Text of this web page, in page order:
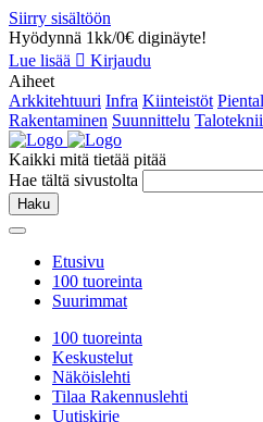
Siirry sisältöön
Hyödynnä 1kk/0€ diginäyte!
Lue lisää
Kirjaudu
Aiheet
Arkkitehtuuri Infra Kiinteistöt
Rakentaminen Suunnittelu
Kaikki mitä tietää pitää
Hae tältä sivustolta
Haku
Etusivu
100 tuoreinta
Suurimmat
100 tuoreinta
Keskustelut
Näköislehti
Tilaa Rakennuslehti
Uutiskirje